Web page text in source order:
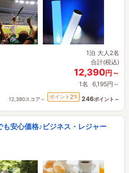
1泊 大人2名
合計(税込)
12,390円～
1名 6,195円～
12,390スコア～ ポイント 2% 246ポイント～
も安心価格♪ビジネス・レジャー